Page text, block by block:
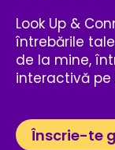
Look Up &
întrebările tale
de la mine,
interactivă pe
Înscrie-te